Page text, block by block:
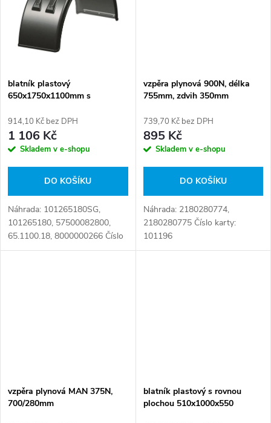
blatník plastový
650x1750x1100mm s
914,10 Kč bez DPH
1 106 Kč
Skladem v e-shopu
DO KOŠÍKU
Náhrada: 101265180SG,
101265180, 57500082800,
65.1100.18, 8000000266 Číslo
karty: 080506
vzpěra plynová 900N, délka
755mm, zdvih 350mm
739,70 Kč bez DPH
895 Kč
Skladem v e-shopu
DO KOŠÍKU
Náhrada: 2180280774,
2180280775 Číslo karty:
101196
vzpěra plynová MAN 375N,
700/280mm
blatník plastový s rovnou
plochou 510x1000x550